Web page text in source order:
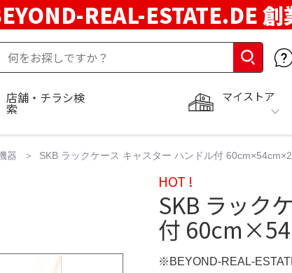
REAL-ESTATE.DE 創
マイストア
店舗・チラシ検
索
器 SKB ラックケース キャスター ハンドル付
HOT !
SKB ラック
付
※BEYOND-REAL-